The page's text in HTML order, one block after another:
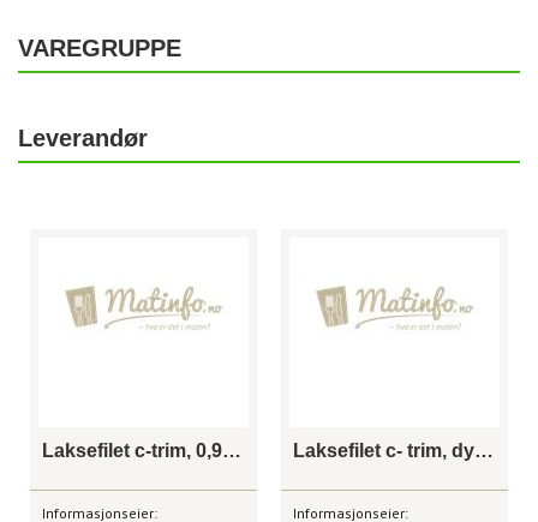
VAREGRUPPE
Leverandør
Laksefilet c-trim, 0,9-1,4 kg
Informasjonseier:
Laksefilet c- trim, dypfryst
Informasjonseier: